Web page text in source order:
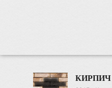
КИРПИЧ